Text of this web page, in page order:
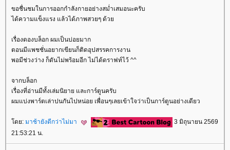
ขอชื่นชมในการออกกำลังกายอย่างสม่ำเสมอนะครับ
ได้ความแข็งแรง แล้วได้ภาพสวยๆ ด้ว
เรื่องดองบล็อก ผมเป็นบ่อยมาก
ตอนมีแพชชั่นอยากเขียนก็ติดอุปสรรคการงาน
พอมีช่วงว่าง ก็ดันไม่พร้อมอีก ไม่ได้ดราฟท์ไว้ ^^
จากบล็อก
เรื่องที่อ่านมีทั้งเล่มนิยาย และการ์ตูนครับ
ผมแบ่งพาร์ตเล่าปนกันไปหน่อย เพื่อนๆเลยเข้าใจว่าเป็นการ์ตูนอย่างเดียว
ดย: มาช้ายังดีกว่าไม่มา
3 มิถุนายน 2569
21:53:21 น.